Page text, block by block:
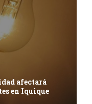
afectará
en Iquique